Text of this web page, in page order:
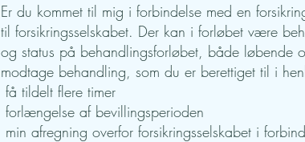
Er du kommet til mig i forbindelse med en
til forsikringsselskabet. Der kan i forløbet være
og status på behandlingsforløbet, både løbende
modtage behandling, som du er berettiget til i
få tildelt flere timer
forlængelse af bevillingsperioden
min afregning overfor forsikringsselskabet i